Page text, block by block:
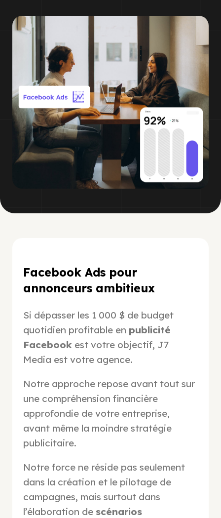
Facebook Ads pour
annonceurs ambitieux
Si dépasser les 1 000 $ de budget
quotidien profitable en publicité
Facebook est votre objectif, J7
Media est votre agence.
Notre approche repose avant tout sur
une compréhension financière
approfondie de votre entreprise,
avant même la moindre stratégie
publicitaire.
Notre force ne réside pas seulement
dans la création et le pilotage de
campagnes, mais surtout dans
l’élaboration de scénarios